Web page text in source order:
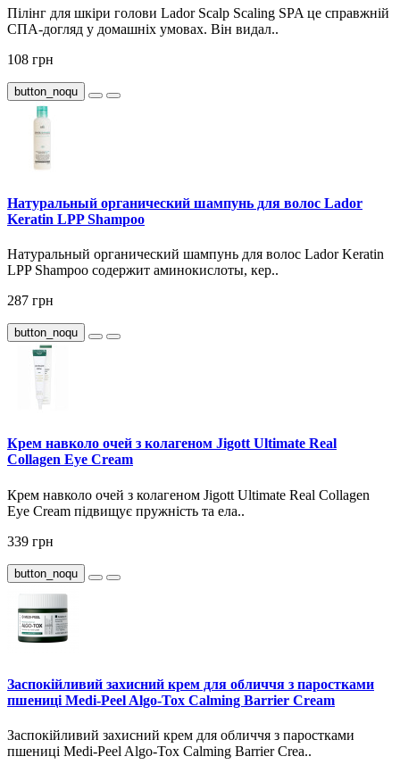
Пілінг для шкіри голови Lador Scalp Scaling SPA це справжній
СПА-догляд у домашніх умовах. Він видал..
108 грн
button_noqu
Натуральный органический шампунь для волос Lador
Keratin LPP Shampoo
Натуральный органический шампунь для волос Lador Keratin
LPP Shampoo содержит аминокислоты, кер..
287 грн
button_noqu
Крем навколо очей з колагеном Jigott Ultimate Real
Collagen Eye Cream
Крем навколо очей з колагеном Jigott Ultimate Real Collagen
Eye Cream підвищує пружність та ела..
339 грн
button_noqu
Заспокійливий захисний крем для обличчя з паростками
пшениці Medi-Peel Algo-Tox Calming Barrier Cream
Заспокійливий захисний крем для обличчя з паростками
пшениці Medi-Peel Algo-Tox Calming Barrier Crea..